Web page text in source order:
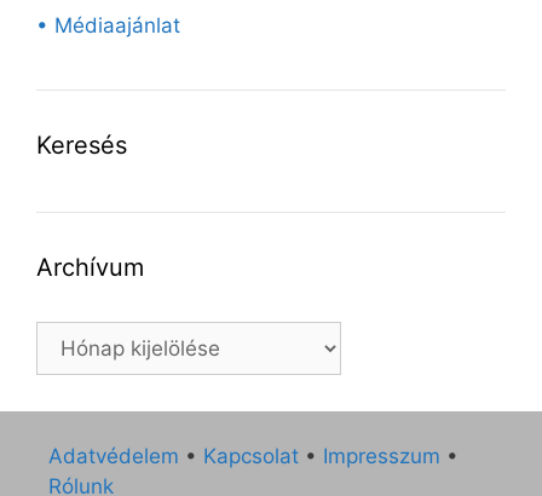
• Médiaajánlat
Keresés
Archívum
Archívum
Adatvédelem • Kapcsolat • Impresszum •
Rólunk